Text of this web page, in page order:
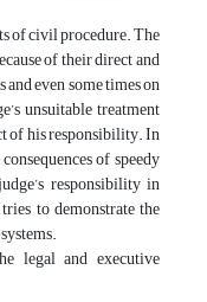
of civil procedure. The
of their direct and
even some times on
unsuitable treatment
of his responsibility. In
of speedy
responsibility in
to demonstrate the
legal and executive